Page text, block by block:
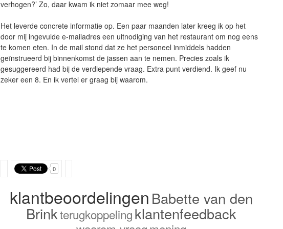
verhogen?’ Zo, daar kwam ik niet zomaar mee weg!
Het leverde concrete informatie op. Een paar maanden later kreeg ik op het
door mij ingevulde e-mailadres een uitnodiging van het restaurant om nog eens
te komen eten. In de mail stond dat ze het personeel inmiddels hadden
geïnstrueerd bij binnenkomst de jassen aan te nemen. Precies zoals ik
gesuggereerd had bij de verdiepende vraag. Extra punt verdiend. Ik geef nu
zeker een 8. En ik vertel er graag bij waarom.
0
klantbeoordelingen Babette van den
Brinkterugkoppelingklantenfeedback